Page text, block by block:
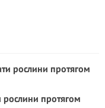
рослини протягом